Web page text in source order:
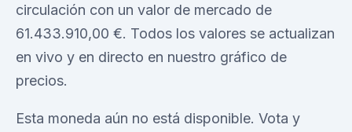
circulación con un valor de mercado de
61.433.910,00 €. Todos los valores se actualizan
en vivo y en directo en nuestro gráfico de
precios.
Esta moneda aún no está disponible. Vota y